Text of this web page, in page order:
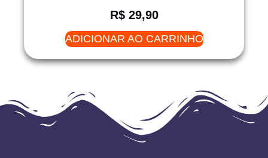
R$29,90
ADICIONAR AO CARRINHO